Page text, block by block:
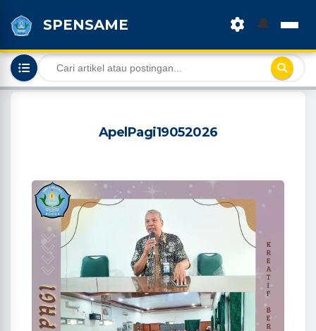
SPENSAME 🔔
ApelPagi19052026